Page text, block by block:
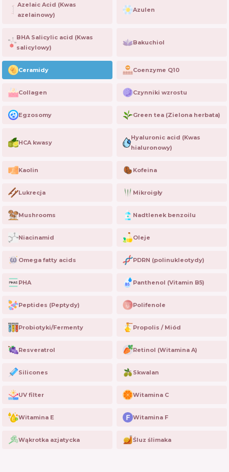
Azelaic Acid (Kwas
azelainowy)
Azulen
BHA Salicylic acid (Kwas
salicylowy)
Bakuchiol
Ceramidy Coenzyme Q10
Collagen Czynniki wzrostu
Egzosomy Green tea (Zielona herbata)
HCA kwasy
Hyaluronic acid (Kwas
hialuronowy)
Kaolin Kofeina
Lukrecja Mikroigły
Mushrooms Nadtlenek benzoilu
Niacinamid Oleje
Omega fatty acids PDRN (polinukleotydy)
PHA Panthenol (Vitamin B5)
Peptides (Peptydy) Polifenole
Probiotyki/Fermenty Propolis / Miód
Resveratrol Retinol (Witamina A)
Silicones Skwalan
UV filter Witamina C
Witamina E Witamina F
Wąkrotka azjatycka Śluz ślimaka